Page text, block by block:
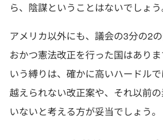
ら、陰謀ということはないでしょう
アメリカ以外にも、議会の3分の2
おかつ憲法改正を行った国はあり
いう縛りは、確かに高いハードル
越えられない改正案や、それ以前
いないと考える方が妥当でしょう。